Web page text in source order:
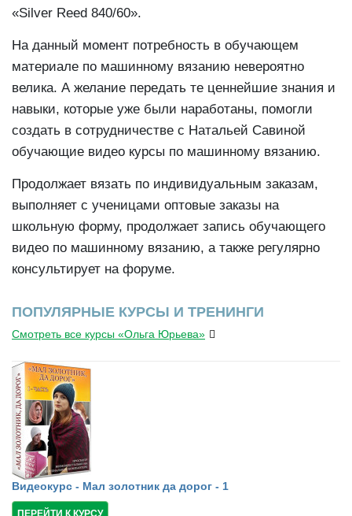
«Silver Reed 840/60».
На данный момент потребность в обучающем
материале по машинному вязанию невероятно
велика. А желание передать те ценнейшие знания и
навыки, которые уже были наработаны, помогли
создать в сотрудничестве с Натальей Савиной
обучающие видео курсы по машинному вязанию.
Продолжает вязать по индивидуальным заказам,
выполняет с ученицами оптовые заказы на
школьную форму, продолжает запись обучающего
видео по машинному вязанию, а также регулярно
консультирует на форуме.
ПОПУЛЯРНЫЕ КУРСЫ И ТРЕНИНГИ
Смотреть все курсы «Ольга Юрьева»
Видеокурс - Мал золотник да дорог - 1
ПЕРЕЙТИ К КУРСУ